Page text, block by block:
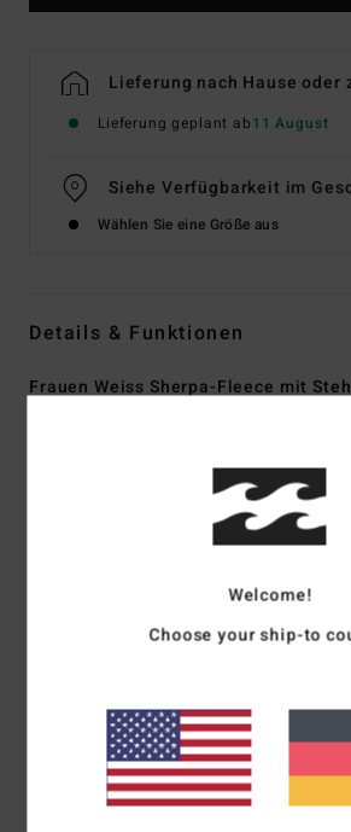
Lieferung nach Hause oder
Lieferung geplant ab11 August
Siehe Verfügbarkeit im
Wählen Sie eine Größe aus
Details & Funktionen
Frauen Weiss Sherpa-Fleece mit
Recyceltes Sherpa
26 Zoll Hps [Größe M]
Stehkragen mit
Seitliche Eingrifftaschen
Elastische Einfassungen an Saum
Adventure Division Gummi-Patch
Welcome!
Choose your ship-to